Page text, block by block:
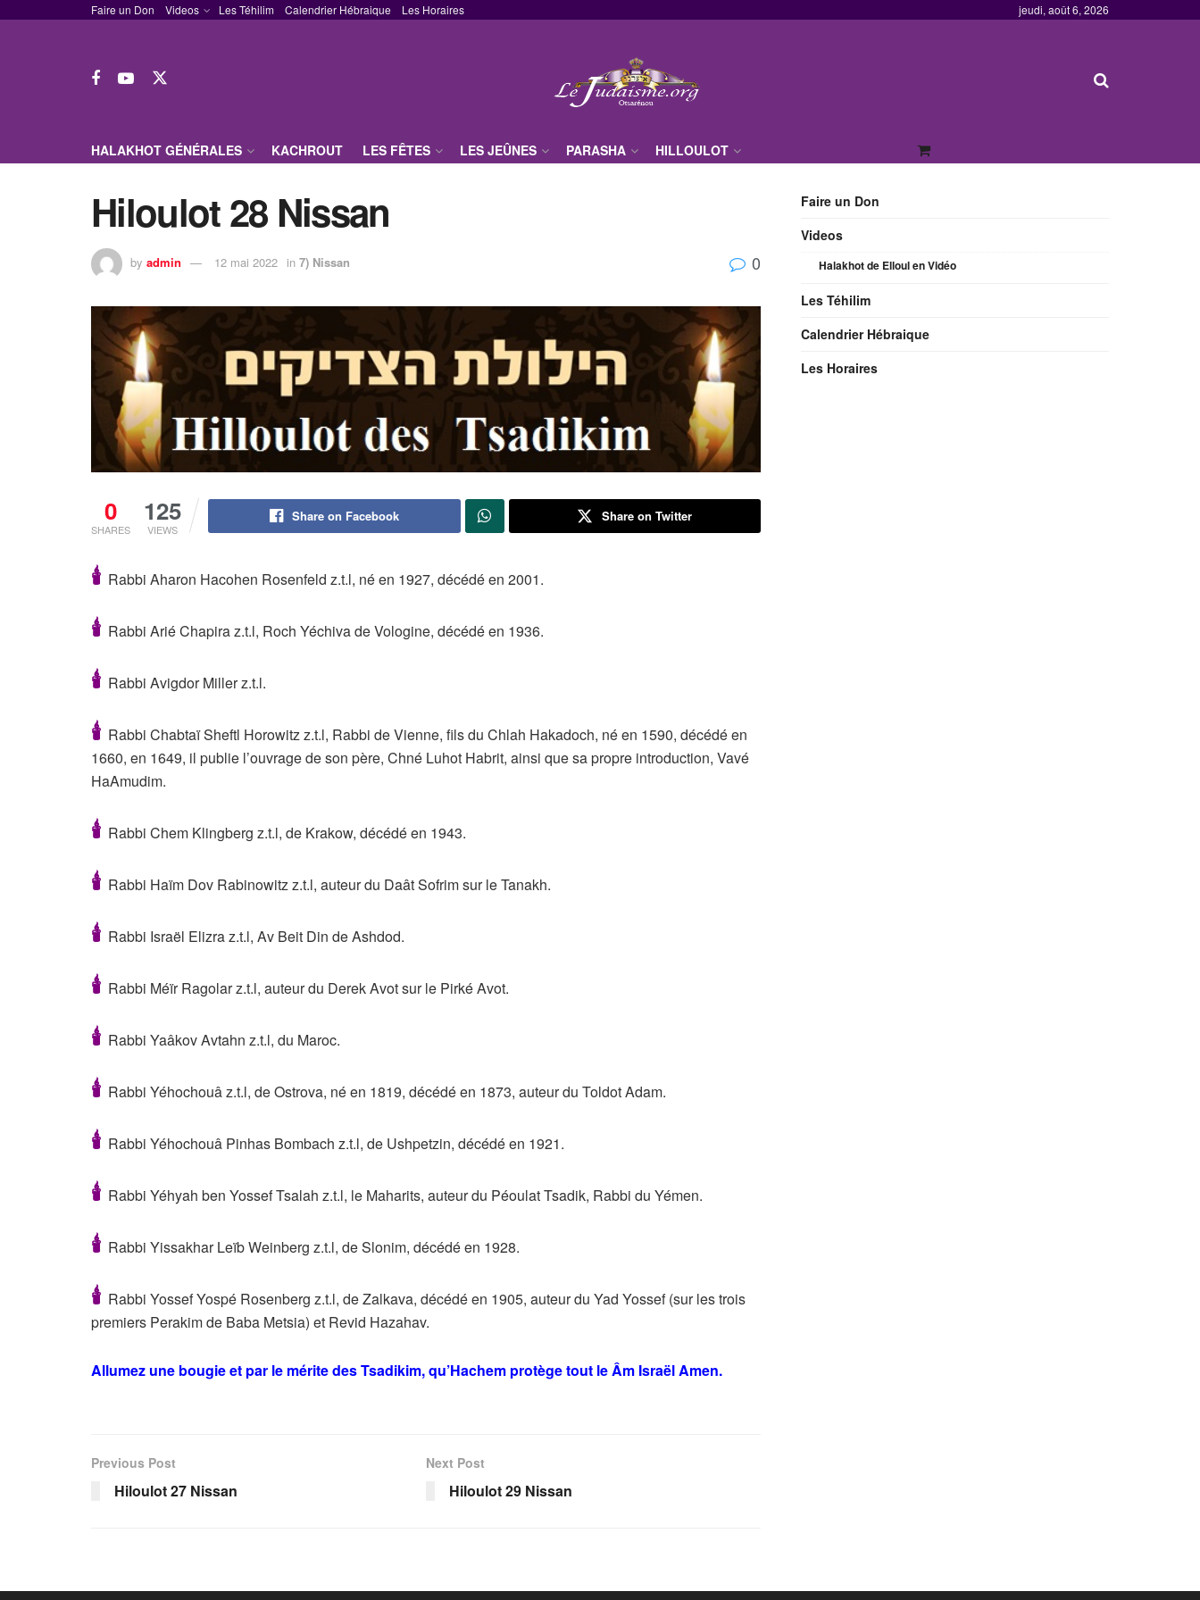
Faire un Don Videos Les Téhilim Calendrier Hébraique Les Horaires jeudi, août 6, 2026
HALAKHOT GÉNÉRALES KACHROUT LES FÊTES LES JEÛNES PARASHA HILLOULOT
Hiloulot 28 Nissan
by admin 12 mai 2022 in 7) Nissan 0
0
SHARES
125
VIEWS
Share on Facebook Share on Twitter
🕯 Rabbi Aharon Hacohen Rosenfeld z.t.l, né en 1927, décédé en 2001.
🕯 Rabbi Arié Chapira z.t.l, Roch Yéchiva de Vologine, décédé en 1936.
🕯 Rabbi Avigdor Miller z.t.l.
🕯 Rabbi Chabtaï Sheftl Horowitz z.t.l, Rabbi de Vienne, fils du Chlah Hakadoch, né en 1590, décédé en
1660, en 1649, il publie l’ouvrage de son père, Chné Luhot Habrit, ainsi que sa propre introduction, Vavé
HaAmudim.
🕯 Rabbi Chem Klingberg z.t.l, de Krakow, décédé en 1943.
🕯 Rabbi Haïm Dov Rabinowitz z.t.l, auteur du Daât Sofrim sur le Tanakh.
🕯 Rabbi Israël Elizra z.t.l, Av Beit Din de Ashdod.
🕯 Rabbi Méïr Ragolar z.t.l, auteur du Derek Avot sur le Pirké Avot.
🕯 Rabbi Yaâkov Avtahn z.t.l, du Maroc.
🕯 Rabbi Yéhochouâ z.t.l, de Ostrova, né en 1819, décédé en 1873, auteur du Toldot Adam.
🕯 Rabbi Yéhochouâ Pinhas Bombach z.t.l, de Ushpetzin, décédé en 1921.
🕯 Rabbi Yéhyah ben Yossef Tsalah z.t.l, le Maharits, auteur du Péoulat Tsadik, Rabbi du Yémen.
🕯 Rabbi Yissakhar Leïb Weinberg z.t.l, de Slonim, décédé en 1928.
🕯 Rabbi Yossef Yospé Rosenberg z.t.l, de Zalkava, décédé en 1905, auteur du Yad Yossef (sur les trois
premiers Perakim de Baba Metsia) et Revid Hazahav.
Allumez une bougie et par le mérite des Tsadikim, qu’Hachem protège tout le Âm Israël Amen.
Previous Post
Hiloulot 27 Nissan
Next Post
Hiloulot 29 Nissan
Faire un Don
Videos
Halakhot de Elloul en Vidéo
Les Téhilim
Calendrier Hébraique
Les Horaires